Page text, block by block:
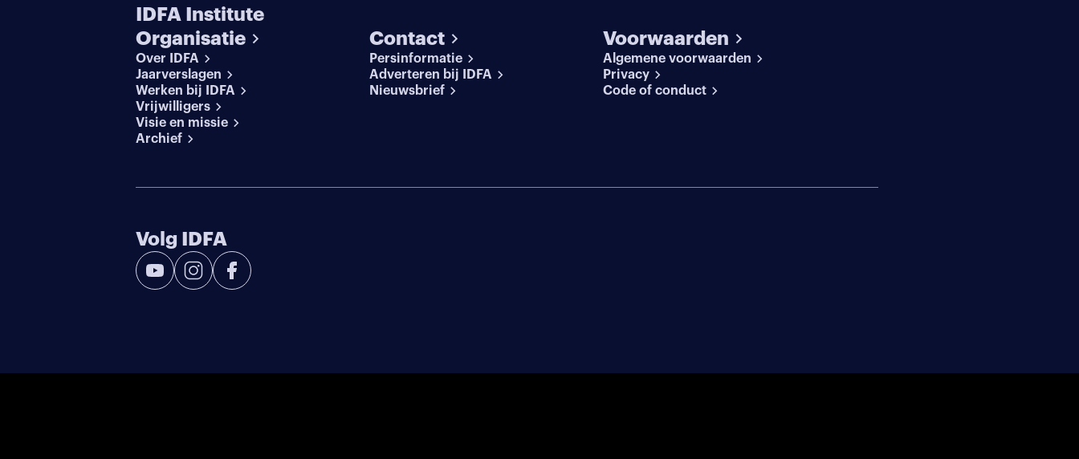
IDFA Institute
Organisatie
Over IDFA
Jaarverslagen
Werken bij IDFA
Vrijwilligers
Visie en missie
Archief
Contact
Persinformatie
Adverteren bij IDFA
Nieuwsbrief
Voorwaarden
Algemene voorwaarden
Privacy
Code of conduct
Volg IDFA